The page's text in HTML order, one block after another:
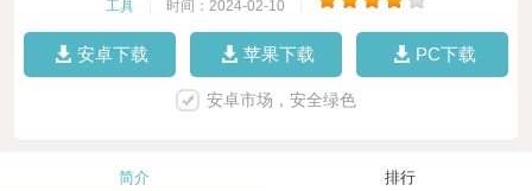
工具 时间：2024-02-10
安卓下载 苹果下载 PC下载
安卓市场，安全绿色
简介 排行